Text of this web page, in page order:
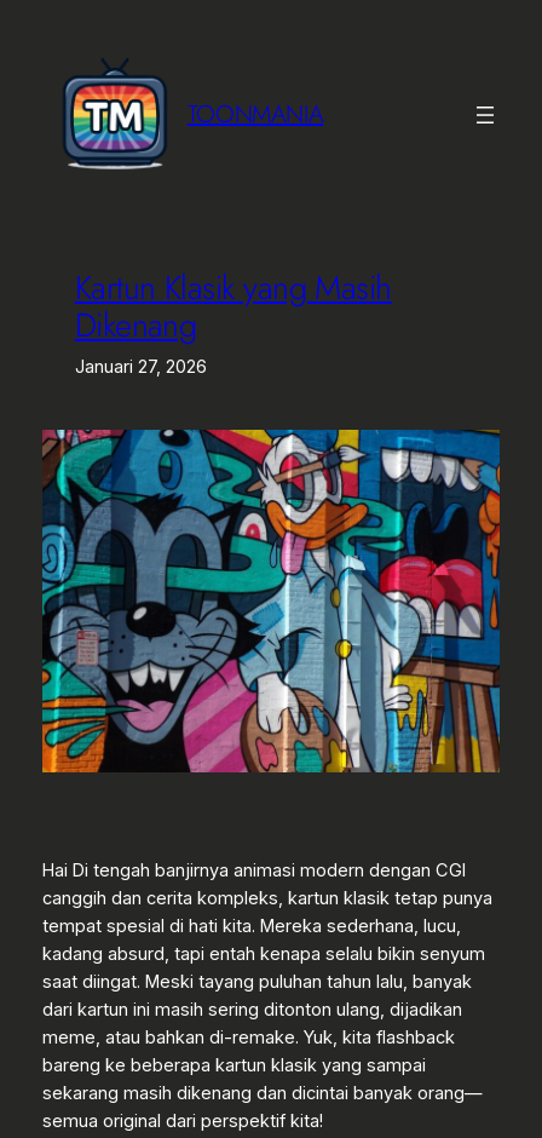
TOONMANIA
Kartun Klasik yang Masih
Dikenang
Januari 27, 2026
Hai Di tengah banjirnya animasi modern dengan CGI
canggih dan cerita kompleks, kartun klasik tetap punya
tempat spesial di hati kita. Mereka sederhana, lucu,
kadang absurd, tapi entah kenapa selalu bikin senyum
saat diingat. Meski tayang puluhan tahun lalu, banyak
dari kartun ini masih sering ditonton ulang, dijadikan
meme, atau bahkan di-remake. Yuk, kita flashback
bareng ke beberapa kartun klasik yang sampai
sekarang masih dikenang dan dicintai banyak orang—
semua original dari perspektif kita!